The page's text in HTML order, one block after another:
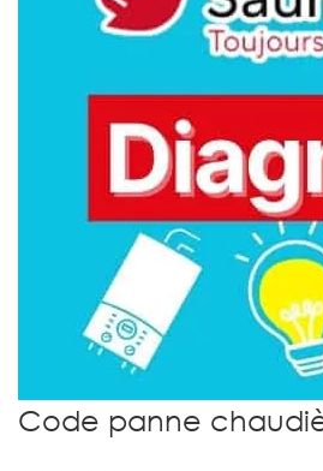
Code panne